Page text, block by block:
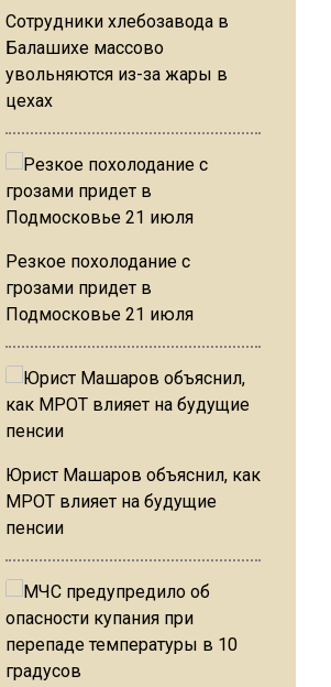
Сотрудники хлебозавода в
Балашихе массово
увольняются из-за жары в
цехах
Резкое похолодание с
грозами придет в
Подмосковье 21 июля
Юрист Машаров объяснил, как
МРОТ влияет на будущие
пенсии